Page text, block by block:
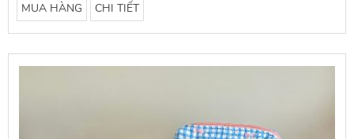
MUA HÀNG CHI TIẾT